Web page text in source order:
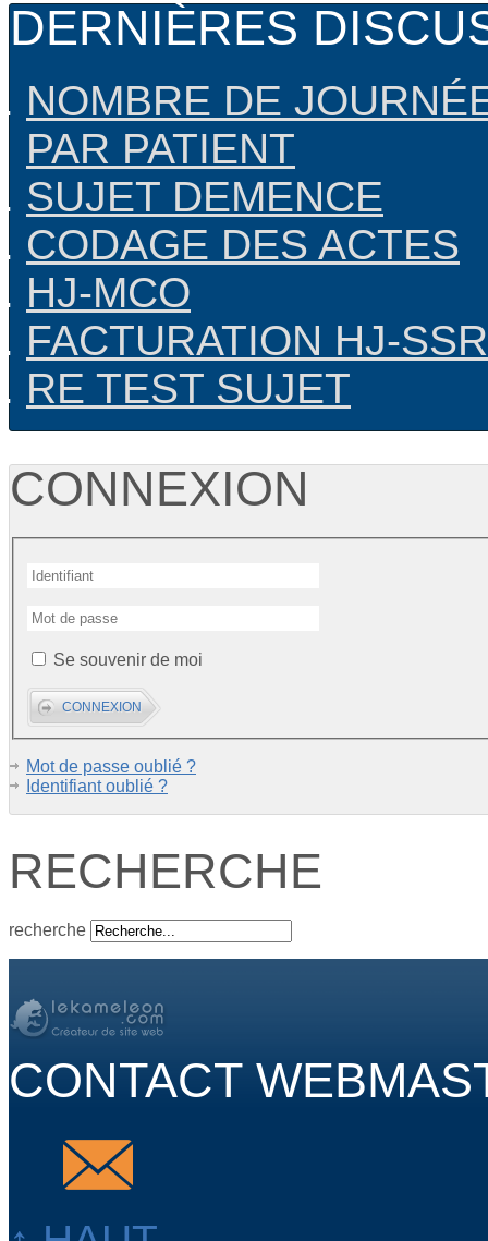
DERNIÈRES
NOMBRE DE
PAR PATIENT
SUJET DEMENCE
CODAGE DES ACTES
HJ-MCO
FACTURATION HJ-SSR
RE TEST SUJET
CONNEXION
Se souvenir de moi
Mot de passe oublié ?
Identifiant oublié ?
RECHERCHE
recherche
CONTACT